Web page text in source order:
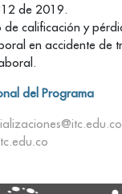
de 2019.
de calificación y
en accidente de
del Programa